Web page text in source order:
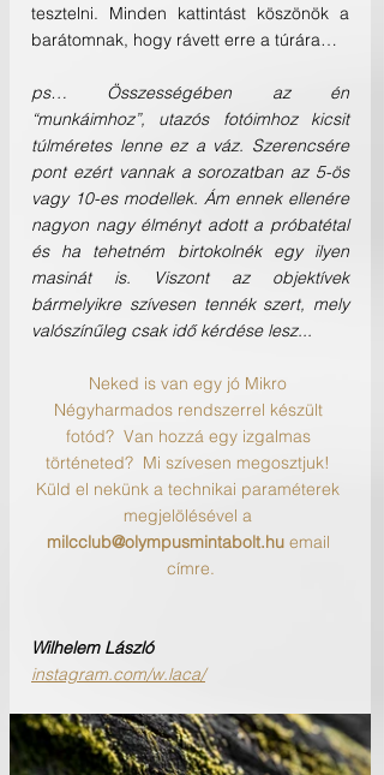
tesztelni. Minden kattintást köszönök a
barátomnak, hogy rávett erre a túrára…
ps… Összességében az én
“munkáimhoz”, utazós fotóimhoz kicsit
túlméretes lenne ez a váz. Szerencsére
pont ezért vannak a sorozatban az 5-ös
vagy 10-es modellek. Ám ennek ellenére
nagyon nagy élményt adott a próbatétal
és ha tehetném birtokolnék egy ilyen
masinát is. Viszont az objektívek
bármelyikre szívesen tennék szert, mely
valószínűleg csak idő kérdése lesz...
Neked is van egy jó Mikro
Négyharmados rendszerrel készült
fotód?  Van hozzá egy izgalmas
történeted?  Mi szívesen megosztjuk!
Küld el nekünk a technikai paraméterek
megjelölésével a
milcclub@olympusmintabolt.hu email
címre.
Wilhelem László
instagram.com/w.laca/